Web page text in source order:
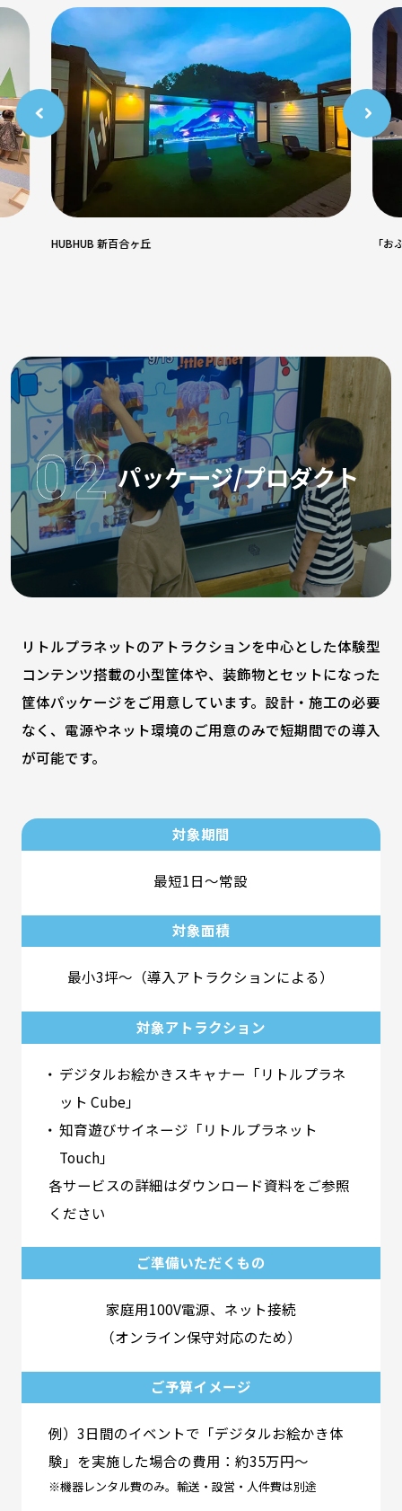
HUBHUB 新百合ヶ丘 「
パッケージ/プロダクト
リトルプラネットのアトラクションを中心とした体験型
コンテンツ搭載の小型筐体や、装飾物とセットになった
筐体パッケージをご用意しています。設計・施工の必要
なく、電源やネット環境のご用意のみで短期間での導入
が可能です。
対象期間
最短1日～常設
対象面積
最小3坪～（導入アトラクションによる）
対象アトラクション
デジタルお絵かきスキャナー「リトルプラネ
ット Cube」
知育遊びサイネージ「リトルプラネット
Touch」
各サービスの詳細はダウンロード資料をご参照
ください
ご準備いただくもの
家庭用100V電源、ネット接続
（オンライン保守対応のため）
ご予算イメージ
例）3日間のイベントで「デジタルお絵かき体
験」を実施した場合の費用：約35万円～
※機器レンタル費のみ。輸送・設営・人件費は別途